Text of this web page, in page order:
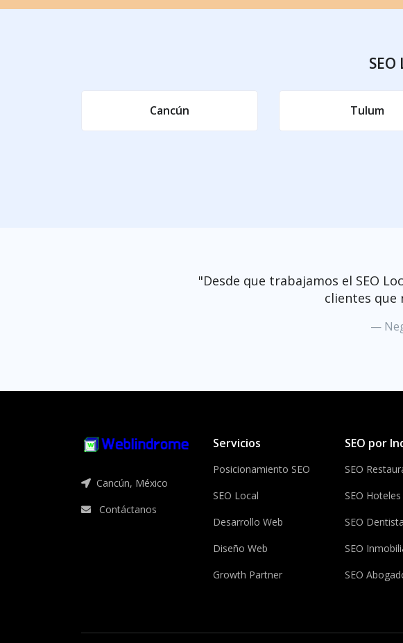
Cancún Tulum
"Desde que trabajamos el SEO
clientes que
—
Cancún, México
Contáctanos
Servicios
Posicionamiento SEO
SEO Local
Desarrollo Web
Diseño Web
Growth Partner
SEO por
SEO
SEO Hoteles
SEO
SEO
SEO